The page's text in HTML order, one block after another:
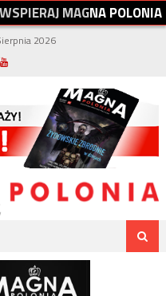
WSPIERAJMAGNAPOLONIA
2026